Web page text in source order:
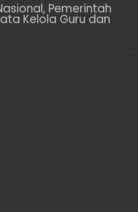
Pemerintah
Kelola Guru dan